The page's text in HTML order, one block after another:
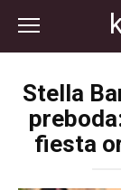
контенту
Stella
fiesta